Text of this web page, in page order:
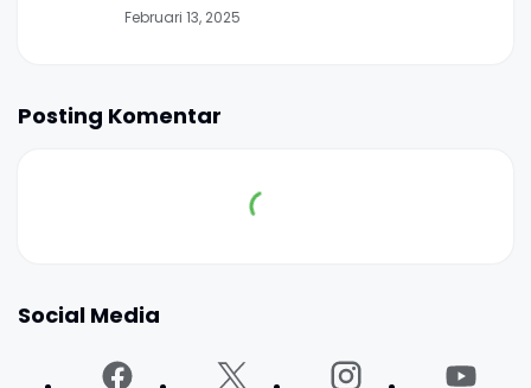
Februari 13, 2025
Posting Komentar
Social Media